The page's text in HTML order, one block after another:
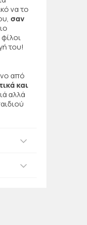
να το
σαν
του!
από
και
αλλά